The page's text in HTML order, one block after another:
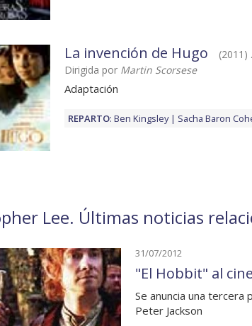
La invención de Hugo
(2011)
Dirigida por Martin Scorsese
Adaptación
REPARTO: Ben Kingsley Sacha Baron
Lee. Últimas noticias
31/07/2012
"El Hobbit" al
Se anuncia una tercera
Peter Jackson